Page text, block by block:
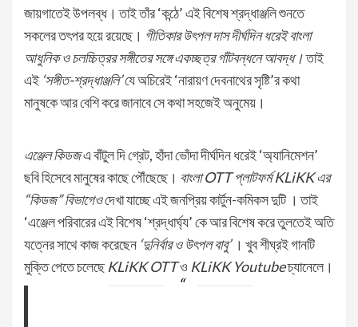
জায়গাতেই উপলব্ধ। তাই তাঁর ‘কন্ঠে’ এই বিশেষ শ্রদ্ধাঞ্জলি শুনতে
সকলের তৎপর হয়ে রয়েছে। গীতিকার উৎপল দাস দীর্ঘদিন ধরেই বাংলা
আধুনিক ও চলচ্চিত্রর সঙ্গীতের সঙ্গে একচ্ছত্র গাঁটবন্ধনে আবদ্ধ।তাই
এই ‘সঙ্গীত-শ্রদ্ধাঞ্জলি’যে অচিরেই ‘নারায়ণ দেবনাথের সৃষ্টি’র কথা
মানুষকে আর বেশি করে জানাবে সে কথা সহজেই অনুমেয়।
এঞ্জেল কিডজএ বাঁটুল দি গ্রেট, হাঁদা ভোঁদা দীর্ঘদিন ধরেই ‘অ্যানিমেশন’
ছবি হিসেবে মানুষের কাছে পৌঁছেছে। বাংলা OTT প্লাটফর্ম KLiKK এর
“কিডজ” বিভাগেওদেখা যাচ্ছে এই জনপ্রিয় কার্টুন-কমিকস দুটি । তাই
‘এঞ্জেল পরিবারের এই বিশেষ ‘শ্রদ্ধার্ঘ্য’ কে আর বিশেষ করে তুলতেই অতি
যত্নের সাথে কাজ করেছেন ‘দুনির্বার ও উৎপল বাবু’। খুব শীঘ্রই গানটি
মুক্তি পেতে চলেছেKLiKK OTTও KLiKK Youtubeচ্যানেলে।